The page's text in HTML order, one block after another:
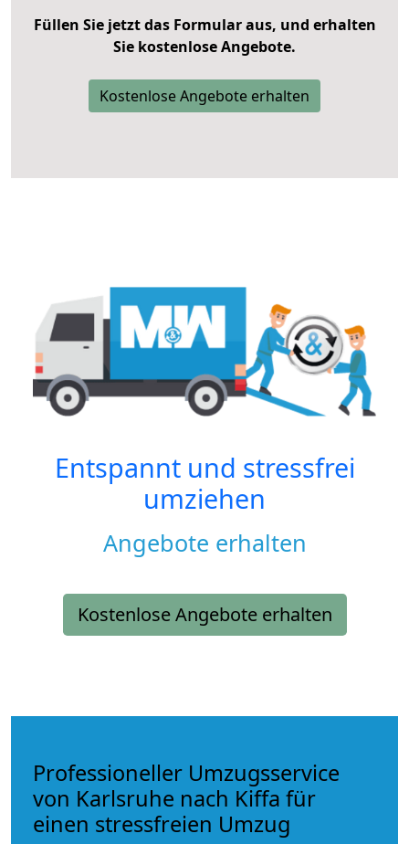
Füllen Sie jetzt das Formular aus, und erhalten
Sie kostenlose Angebote.
Kostenlose Angebote erhalten
Entspannt und stressfrei
umziehen
Angebote erhalten
Kostenlose Angebote erhalten
Professioneller Umzugsservice
von Karlsruhe nach Kiffa für
einen stressfreien Umzug